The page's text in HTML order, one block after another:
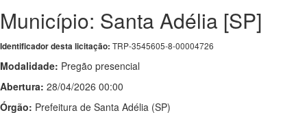
Município: Santa Adélia [SP]
Identificador desta licitação: TRP-3545605-8-00004726
Modalidade: Pregão presencial
Abertura: 28/04/2026 00:00
Órgão: Prefeitura de Santa Adélia (SP)